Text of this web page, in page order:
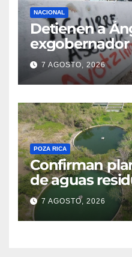
NACIONAL
Detienen a
exgobernador
por el caso
7 AGOSTO, 2026
POZA RICA
Confirman
de aguas
7 AGOSTO, 2026